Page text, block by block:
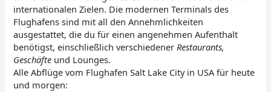
internationalen Zielen. Die modernen Terminals des
Flughafens sind mit all den Annehmlichkeiten
ausgestattet, die du für einen angenehmen Aufenthalt
benötigst, einschließlich verschiedenerRestaurants,
Geschäfte und Lounges.
Alle Abflüge vom Flughafen Salt Lake City in USA für heute
und morgen: